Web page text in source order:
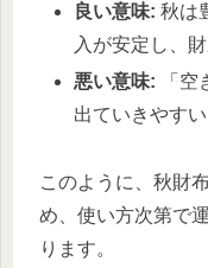
良い意味: 秋は
入が安定し、
悪い意味: 「空
出ていきやす
このように、秋財
め、使い方次第で
ります。